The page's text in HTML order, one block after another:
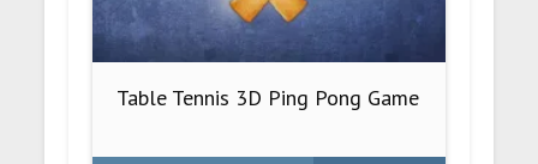
Table Tennis 3D Ping Pong Game